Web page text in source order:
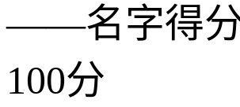
——名字得分
100分